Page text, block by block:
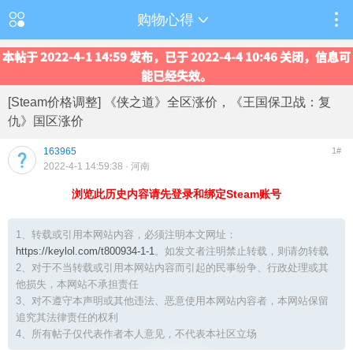
购物心得
本帖于 2022-4-1 14:59 发布，已于 2022-4-4 10:46 关闭，信息可
能已经失效。
[Steam价格调整] 《侠之道》全区涨价，《王国保卫战：复
仇》国区涨价
163965 1#
2022-4-1 14:59:38 · 河南
浏览此历史内容请先登录和绑定Steam账号
1、转载或引用本网站内容，必须注明本文网址：
https://keylol.com/t800934-1-1。如发文者注明禁止转载，则请勿转载
2、对于不当转载或引用本网站内容而引起的民事纷争、行政处理或其
他损失，本网站不承担责任
3、对不遵守本声明或其他违法、恶意使用本网站内容者，本网站保留
追究其法律责任的权利
4、所有帖子仅代表作者本人意见，不代表本社区立场